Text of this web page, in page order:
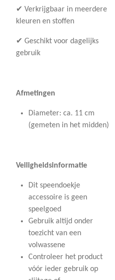
✔ Verkrijgbaar in meerdere
kleuren en stoffen
✔ Geschikt voor dagelijks
gebruik
Afmetingen
Diameter: ca. 11 cm
(gemeten in het midden)
Veiligheidsinformatie
Dit speendoekje
accessoire is geen
speelgoed
Gebruik altijd onder
toezicht van een
volwassene
Controleer het product
vóór ieder gebruik op